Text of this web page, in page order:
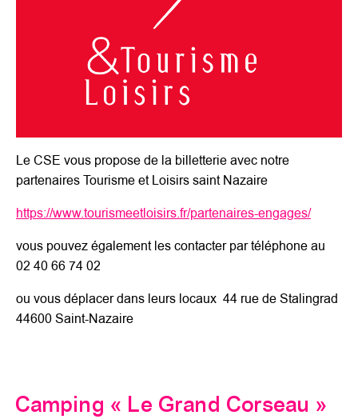
Le CSE vous propose de la billetterie avec notre
partenaires Tourisme et Loisirs saint Nazaire
https://www.tourismeetloisirs.fr/partenaires-engages/
vous pouvez également les contacter par téléphone au
02 40 66 74 02
ou vous déplacer dans leurs locaux 44 rue de Stalingrad
44600 Saint-Nazaire
Camping « Le Grand Corseau »